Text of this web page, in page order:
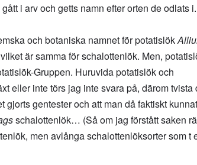
i arv och getts namn efter orten de odlats i.
och botaniska namnet för potatislök
är samma för schalottenlök. Men,
Gruppen. Huruvida potatislök och
eller inte törs jag inte svara på, därom tvista
gjorts gentester och att man då faktiskt kunnat
schalottenlök… (Så om jag förstått saken
men avlånga schalottenlöksorter som t